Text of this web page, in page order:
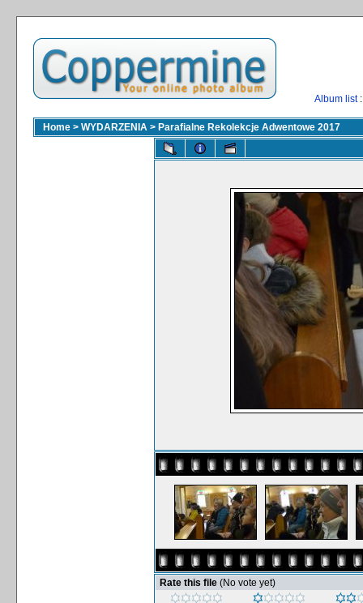
Album list
Home > WYDARZENIA > Parafialne Rekolekcje Adwentowe 2017
Rate this file (No vote yet)